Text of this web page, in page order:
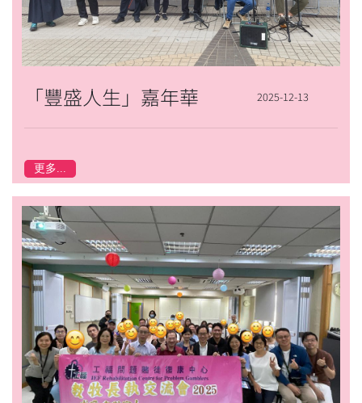
「豐盛人生」嘉年華 2025-12-13
更多...